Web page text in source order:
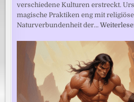
verschiedene Kulturen erstreckt.
magische Praktiken eng mit
Naturverbundenheit der…